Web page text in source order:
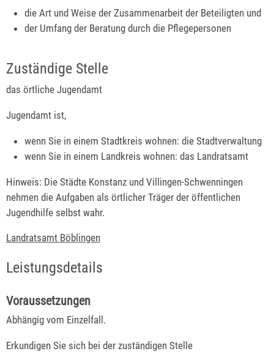
die Art und Weise der Zusammenarbeit der Beteiligten und
der Umfang der Beratung durch die Pflegepersonen
Zuständige Stelle
das örtliche Jugendamt
Jugendamt ist,
wenn Sie in einem Stadtkreis wohnen: die Stadtverwaltung
wenn Sie in einem Landkreis wohnen: das Landratsamt
Hinweis: Die Städte Konstanz und Villingen-Schwenningen
nehmen die Aufgaben als örtlicher Träger der öffentlichen
Jugendhilfe selbst wahr.
Landratsamt Böblingen
Leistungsdetails
Voraussetzungen
Abhängig vom Einzelfall.
Erkundigen Sie sich bei der zuständigen Stelle